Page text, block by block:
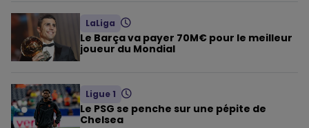
LaLiga
Le Barça va payer 70M€ pour le meilleur
joueur du Mondial
Ligue 1
Le PSG se penche sur une pépite de
Chelsea